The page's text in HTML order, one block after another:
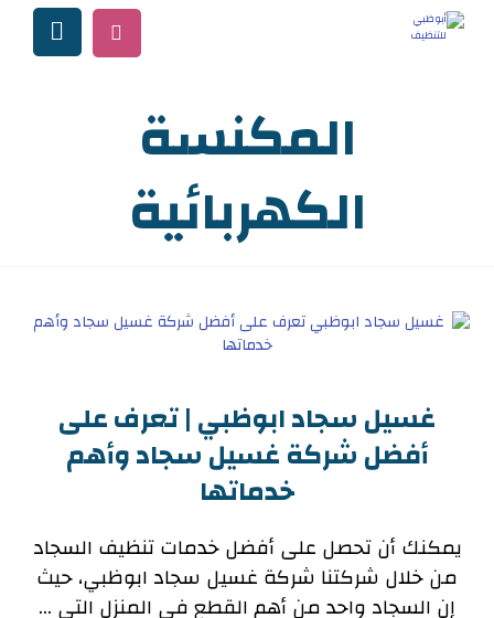
المكنسة
الكهربائية
غسيل سجاد ابوظبي | تعرف على
أفضل شركة غسيل سجاد وأهم
خدماتها
يمكنك أن تحصل على أفضل خدمات تنظيف السجاد
من خلال شركتنا شركة غسيل سجاد ابوظبي، حيث
إن السجاد واحد من أهم القطع في المنزل التي ...